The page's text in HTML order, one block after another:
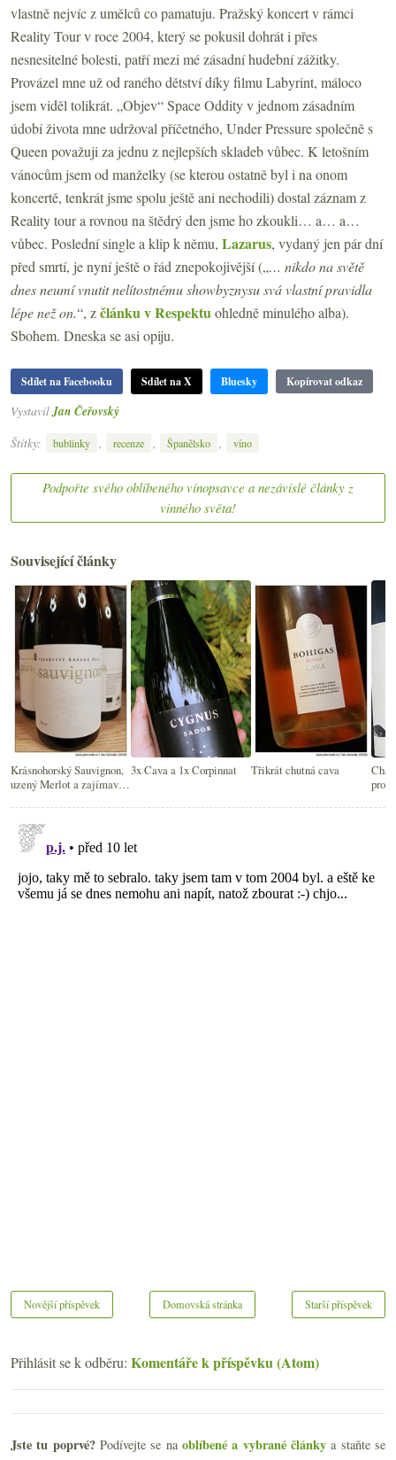
vlastně nejvíc z umělců co pamatuju. Pražský koncert v rámci
Reality Tour v roce 2004, který se pokusil dohrát i přes
nesnesitelné bolesti, patří mezi mé zásadní hudební zážitky.
Provázel mne už od raného dětství díky filmu Labyrint, máloco
jsem viděl tolikrát. „Objev“ Space Oddity v jednom zásadním
údobí života mne udržoval příčetného, Under Pressure společně s
Queen považuji za jednu z nejlepších skladeb vůbec. K letošním
vánocům jsem od manželky (se kterou ostatně byl i na onom
koncertě, tenkrát jsme spolu ještě ani nechodili) dostal záznam z
Reality tour a rovnou na štědrý den jsme ho zkoukli… a… a…
vůbec. Poslední single a klip k němu, Lazarus, vydaný jen pár dní
před smrtí, je nyní ještě o řád znepokojivější („… nikdo na světě
dnes neumí vnutit nelítostnému showbyznysu svá vlastní pravidla
lépe než on.“, zčlánku v Respektuohledně minulého alba).
Sbohem. Dneska se asi opiju.
Sdílet na Facebooku Sdílet na X Bluesky Kopírovat odkaz
Vystavil Jan Čeřovský
Štítky:
bublinky , recenze , Španělsko , víno
Podpořte svého oblíbeného vínopsavce a nezávislé články z
vinného světa!
Související články
Krásnohorský Sauvignon,
uzený Merlot a zajímavá
3x Cava a 1x Corpinnat Třikrát chutná cava
Novější příspěvek Starší příspěvek
Domovská stránka
Přihlásit se k odběru: Komentáře k příspěvku (Atom)
Jste tu poprvé?Podívejte se naoblíbené a vybrané články a staňte se